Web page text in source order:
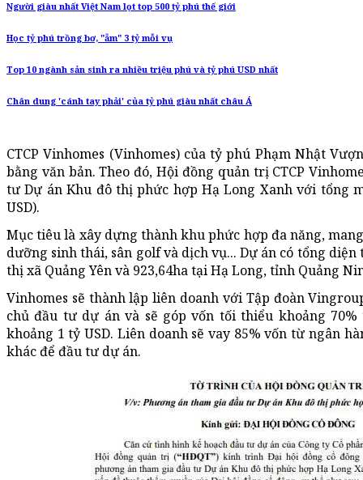
Người giàu nhất Việt Nam lọt top 500 tỷ phú thế giới
Học tỷ phú trồng bơ, "ẵm" 3 tỷ mỗi vụ
Top 10 ngành sản sinh ra nhiều triệu phú và tỷ phú USD nhất
Chân dung 'cánh tay phải' của tỷ phú giàu nhất châu Á
CTCP Vinhomes (Vinhomes) của tỷ phú Phạm Nhật
bằng văn bản. Theo đó, Hội đồng quản trị CTCP
tư Dự án Khu đô thị phức hợp Hạ Long Xanh với tổng
USD).
Mục tiêu là xây dựng thành khu phức hợp đa năng,
dưỡng sinh thái, sân golf và dịch vụ... Dự án có tổng
thị xã Quảng Yên và 923,64ha tại Hạ Long, tỉnh Quảng
Vinhomes sẽ thành lập liên doanh với Tập đoàn
chủ đầu tư dự án và sẽ góp vốn tối thiểu khoảng
khoảng 1 tỷ USD. Liên doanh sẽ vay 85% vốn từ ngân
khác để đầu tư dự án.